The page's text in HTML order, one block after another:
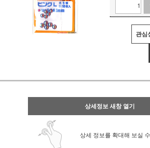
관심
상세정보 새창 열기
상세 정보를 확대해 보실